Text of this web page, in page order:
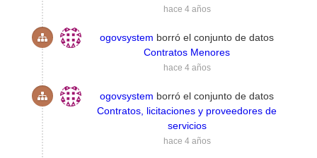
hace 4 años
ogovsystem borró el conjunto de datos
Contratos Menores
hace 4 años
ogovsystem borró el conjunto de datos
Contratos, licitaciones y proveedores de
servicios
hace 4 años